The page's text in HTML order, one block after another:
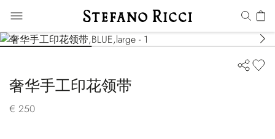
奢华手工印花领带
€ 250